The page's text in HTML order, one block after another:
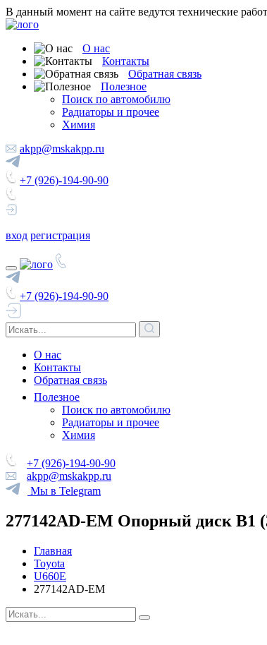
В данный момент на сайте ведутся технические
О нас
Контакты
Обратная связь
Полезное
Поиск по автомобилю
Радиаторы и прочее
Химия
akpp@mskakpp.ru
+7 (926)-194-90-90
вход регистрация
+7 (926)-194-90-90
О нас
Контакты
Обратная связь
Полезное
Поиск по автомобилю
Радиаторы и прочее
Химия
+7 (926)-194-90-90
akpp@mskakpp.ru
Мы в Telegram
277142AD-EM Опорный диск B1
Главная
Toyota
U660E
277142AD-EM